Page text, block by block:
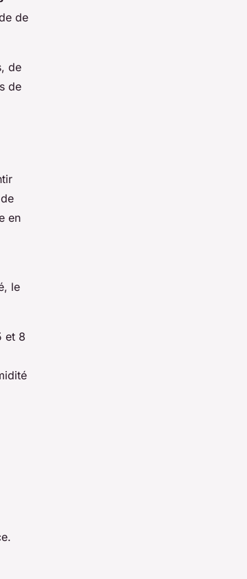
de
de
de
en
le
et 8